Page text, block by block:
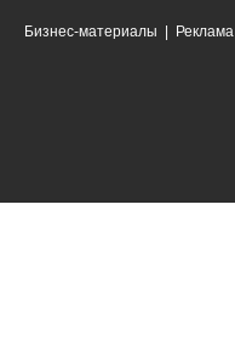
Бизнес-материалы Реклама